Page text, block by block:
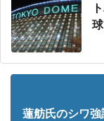
蓮舫氏のシワ